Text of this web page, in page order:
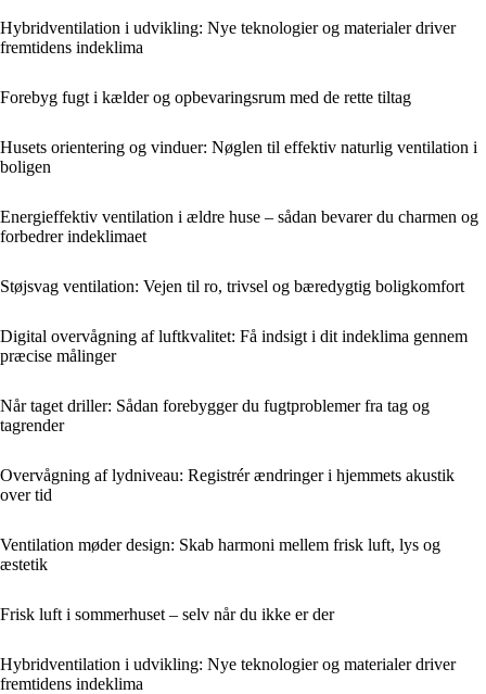
Hybridventilation i udvikling: Nye teknologier og materialer driver
fremtidens indeklima
Forebyg fugt i kælder og opbevaringsrum med de rette tiltag
Husets orientering og vinduer: Nøglen til effektiv naturlig ventilation i
boligen
Energieffektiv ventilation i ældre huse – sådan bevarer du charmen og
forbedrer indeklimaet
Støjsvag ventilation: Vejen til ro, trivsel og bæredygtig boligkomfort
Digital overvågning af luftkvalitet: Få indsigt i dit indeklima gennem
præcise målinger
Når taget driller: Sådan forebygger du fugtproblemer fra tag og
tagrender
Overvågning af lydniveau: Registrér ændringer i hjemmets akustik
over tid
Ventilation møder design: Skab harmoni mellem frisk luft, lys og
æstetik
Frisk luft i sommerhuset – selv når du ikke er der
Hybridventilation i udvikling: Nye teknologier og materialer driver
fremtidens indeklima